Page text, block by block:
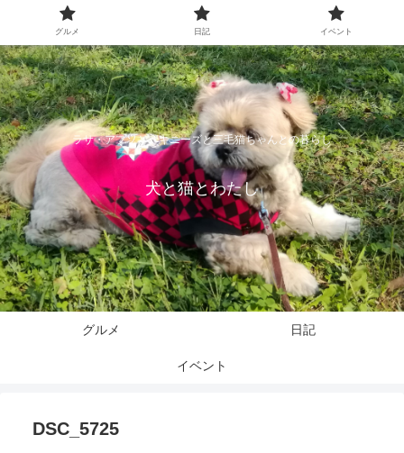
ラサ・アプソとペキニーズと三毛猫ちゃんとの暮らし
犬と猫とわたし
グルメ 日記
イベント
DSC_5725
グルメ 日記 イベント